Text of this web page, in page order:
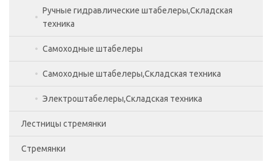
Тележки подъемные,Складская техника
Ручные гидравлические штабелеры,Складская
техника
Самоходные штабелеры
Самоходные штабелеры,Складская техника
Электроштабелеры,Складская техника
Лестницы стремянки
Лестницы двухсекционные
Стремянки